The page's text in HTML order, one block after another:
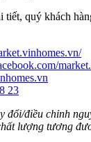
tiết, quý khách
23
đổi/điều chỉnh
lượng tương